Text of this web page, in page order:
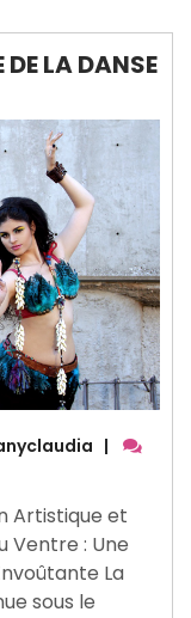
LA DANSE
|
Artistique et
Ventre : Une
La
sous le